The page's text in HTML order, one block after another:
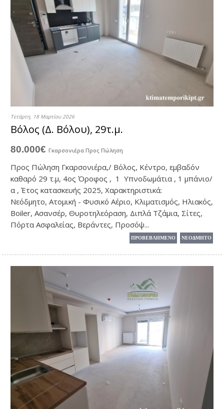
Τετάρτη, 18 Μαρτίου 2026
Βόλος (Δ. Βόλου), 29τ.μ.
80.000€Γκαρσονιέρα Προς Πώληση
Προς Πώληση Γκαρσονιέρα,/ Βόλος, Κέντρο, εμβαδόν
καθαρό 29 τ.μ, 4ος Όροφος , 1 Υπνοδωμάτια , 1 μπάνιο/
α , Έτος κατασκευής 2025, Χαρακτηριστικά:
Νεόδμητο, Ατομική - Φυσικό Αέριο, Κλιματισμός, Ηλιακός,
Boiler, Ασανσέρ, Θυροτηλεόραση, Διπλά Τζάμια, Σίτες,
Πόρτα Ασφαλείας, Βεράντες, Προσόψ...
ΠΡΟΒΕΒΛΗΜΕΝΟ ΝΕΟΔΜΗΤΟ